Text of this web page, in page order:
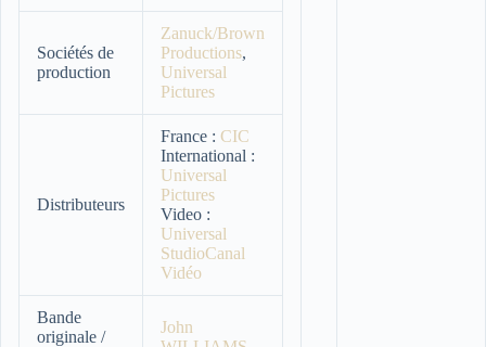
Sociétés de
production
Zanuck/Brown
Productions,
Universal
Pictures
Distributeurs
France : CIC
International :
Universal
Pictures
Video :
Universal
StudioCanal
Vidéo
Bande
originale /
John